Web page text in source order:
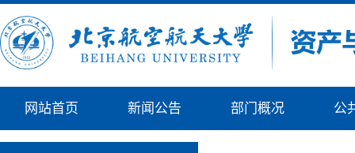
网站首页 新闻公告 部门概况 公